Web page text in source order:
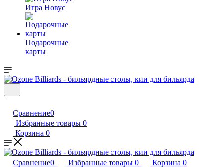
Игра Новус
Подарочные
карты
Сравнение0
Избранные товары 0
Корзина 0
Сравнение0 Избранные товары 0 Корзина 0